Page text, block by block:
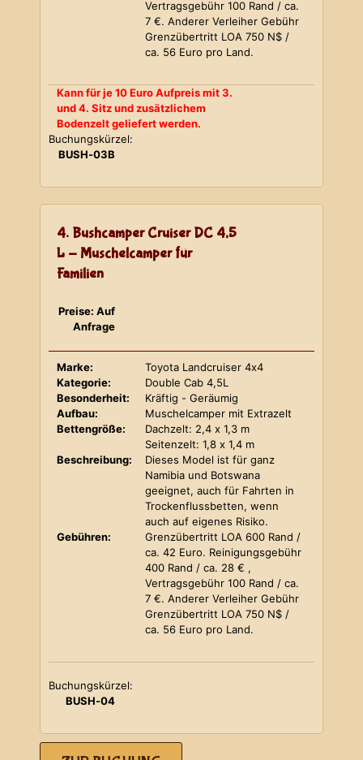
Vertragsgebühr 100 Rand / ca.
7 €. Anderer Verleiher Gebühr
Grenzübertritt LOA 750 N$ /
ca. 56 Euro pro Land.
Kann für je 10 Euro Aufpreis mit 3.
und 4. Sitz und zusätzlichem
Bodenzelt geliefert werden.
Buchungskürzel:
BUSH-03B
4. Bushcamper Cruiser DC 4,5
L - Muschelcamper für
Familien
Preise: Auf
Anfrage
Marke:
Toyota Landcruiser 4x4
Kategorie:
Double Cab 4,5L
Besonderheit:
Kräftig - Geräumig
Aufbau:
Muschelcamper mit Extrazelt
Bettengröße:
Dachzelt: 2,4 x 1,3 m
Seitenzelt: 1,8 x 1,4 m
Beschreibung:
Dieses Model ist für ganz
Namibia und Botswana
geeignet, auch für Fahrten in
Trockenflussbetten, wenn
auch auf eigenes Risiko.
Gebühren:
Grenzübertritt LOA 600 Rand /
ca. 42 Euro. Reinigungsgebühr
400 Rand / ca. 28 € ,
Vertragsgebühr 100 Rand / ca.
7 €. Anderer Verleiher Gebühr
Grenzübertritt LOA 750 N$ /
ca. 56 Euro pro Land.
Buchungskürzel:
BUSH-04